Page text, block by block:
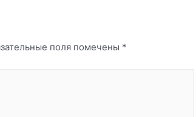
поля помечены *